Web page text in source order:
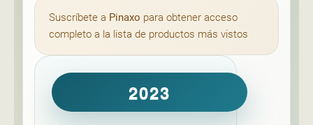
Suscríbete a Pinaxo para obtener acceso
completo a la lista de productos más vistos
2023